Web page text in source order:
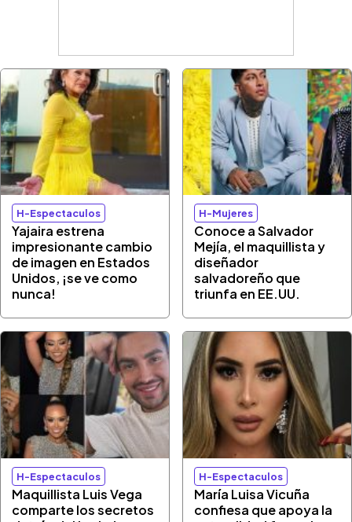
H-Espectaculos
Yajaira estrena
impresionante cambio
de imagen en Estados
Unidos, ¡se ve como
nunca!
H-Mujeres
Conoce a Salvador
Mejía, el maquillista y
diseñador
salvadoreño que
triunfa en EE.UU.
H-Espectaculos
Maquillista Luis Vega
comparte los secretos
H-Espectaculos
María Luisa Vicuña
confiesa que apoya la